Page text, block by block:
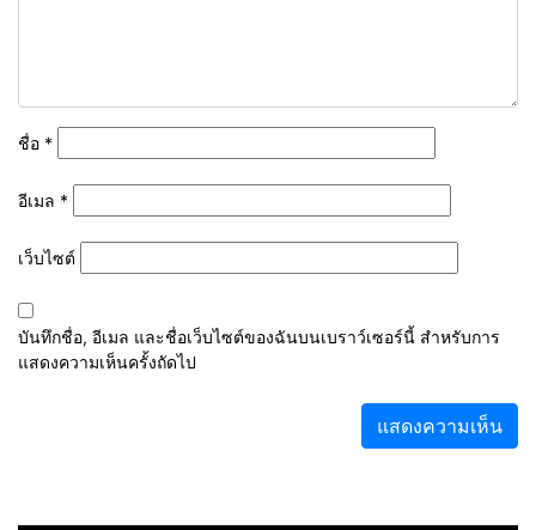
ชื่อ *
อีเมล *
เว็บไซต์
บันทึกชื่อ, อีเมล และชื่อเว็บไซต์ของฉันบนเบราว์เซอร์นี้ สำหรับการ
แสดงความเห็นครั้งถัดไป